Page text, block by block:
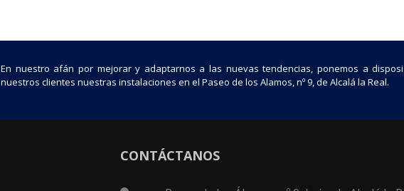
En nuestro afán por mejorar y adaptarnos a las nuevas tendencias, ponemos a
nuestros clientes nuestras instalaciones en el Paseo de los Alamos, nº 9, de Alcalá la Real.
CONTÁCTANOS